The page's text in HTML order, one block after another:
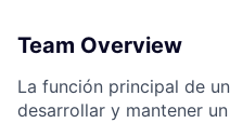
Team Overview
La función principal de
desarrollar y mantener